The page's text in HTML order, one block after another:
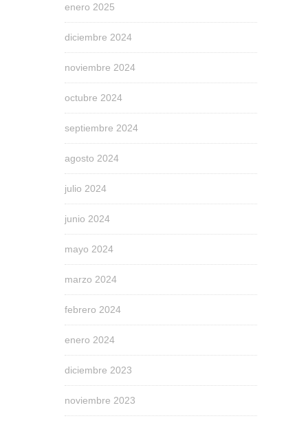
enero 2025
diciembre 2024
noviembre 2024
octubre 2024
septiembre 2024
agosto 2024
julio 2024
junio 2024
mayo 2024
marzo 2024
febrero 2024
enero 2024
diciembre 2023
noviembre 2023